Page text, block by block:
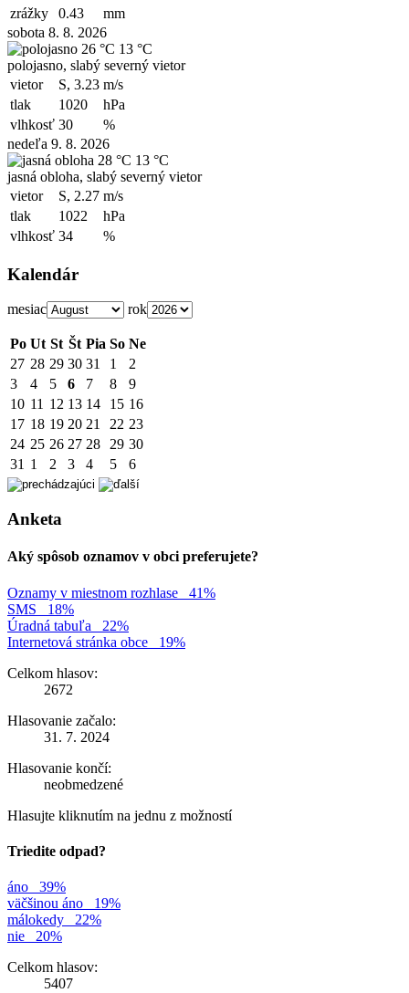
zrážky
0.43
mm
sobota 8. 8. 2026
26 °C 13 °C
polojasno, slabý severný vietor
vietor
S, 3.23 m/s
tlak
1020
hPa
vlhkosť 30
%
nedeľa 9. 8. 2026
28 °C 13 °C
jasná obloha, slabý severný vietor
vietor
S, 2.27 m/s
tlak
1022
hPa
vlhkosť 34 %
Kalendár
mesiac rok
Po Ut St Št Pia So Ne
27 28 29 30 31 1
2
3
4 5 6 7 8
9
10 11 12 13 14 15 16
17 18 19 20 21 22 23
24 25 26 27 28 29 30
31 1 2 3 4 5 6
Anketa
Aký spôsob oznamov v obci preferujete?
Oznamy v miestnom rozhlase
41%
SMS
18%
Úradná tabuľa
22%
Internetová stránka obce
19%
Celkom hlasov:
2672
Hlasovanie začalo:
31. 7. 2024
Hlasovanie končí:
neobmedzené
Hlasujte kliknutím na jednu z možností
Triedite odpad?
áno
39%
väčšinou áno
19%
málokedy
22%
nie
20%
Celkom hlasov:
5407